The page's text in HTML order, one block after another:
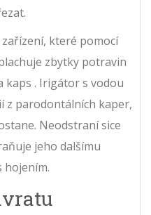
zařízení, které pomocí
zbytky potravin
kaps . Irigátor s vodou
z parodontálních kaper,
Neodstraní sice
jeho dalšímu
hojením.